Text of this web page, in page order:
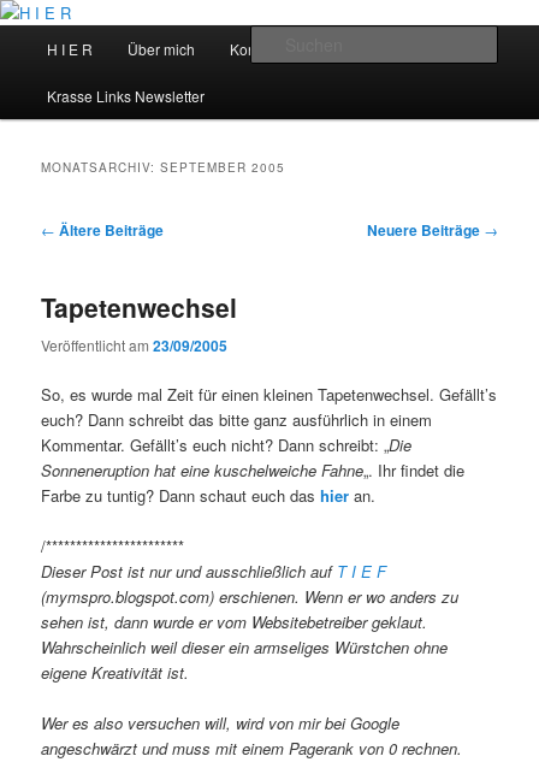
Zum
springen
Zum
springenH I E R
H I E R Über mich Kontakt
Krasse Links Newsletter
MONATSARCHIV:SEPTEMBER 2005
Beitragsnavigation
← Ältere Beiträge Neuere Beiträge →
Tapetenwechsel
Veröffentlicht am23/09/2005
So, es wurde mal Zeit für einen kleinen Tapetenwechsel. Gefällt’s
euch? Dann schreibt das bitte ganz ausführlich in einem
Kommentar. Gefällt’s euch nicht? Dann schreibt: „Die
Sonneneruption hat eine kuschelweiche Fahne„. Ihr findet die
Farbe zu tuntig? Dann schaut euch dashier an.
/***********************
Dieser Post ist nur und ausschließlich auf T I E F
(mymspro.blogspot.com) erschienen. Wenn er wo anders zu
sehen ist, dann wurde er vom Websitebetreiber geklaut.
Wahrscheinlich weil dieser ein armseliges Würstchen ohne
eigene Kreativität ist.
Wer es also versuchen will, wird von mir bei Google
angeschwärzt und muss mit einem Pagerank von 0 rechnen.